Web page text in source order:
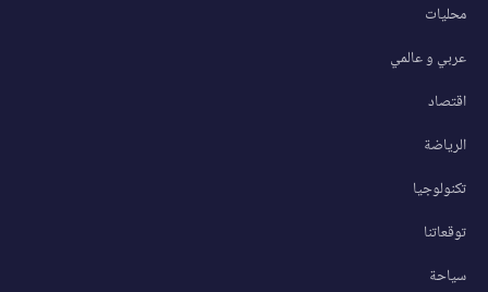
محليات
عربي و عالمي
اقتصاد
الرياضة
تكنولوجيا
توقعاتنا
سياحة